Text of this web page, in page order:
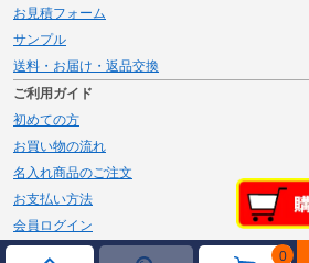
0
お見積フォーム
サンプル
送料・お届け・返品交換
ご利用ガイド
初めての方
お買い物の流れ
名入れ商品のご注文
お支払い方法
会員ログイン
メルマガ登録